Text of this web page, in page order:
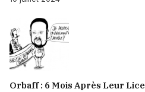
Orbaff : 6 Mois Après Leur